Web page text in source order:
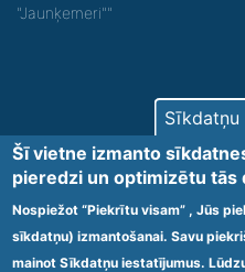
"Jaunķemeri""
Nodrošinām vides
funkcionāliem
Jaunķemeri”, Kolkas ielā
piekļūstamība personām ar
tādejādi nodrošinot
2009.gada 20.janvāra
Sīkdatņu
Šī vietne izmanto
pieredzi un optimizētu tās
Nospiežot “Piekrītu visam” , Jūs
sīkdatņu) izmantošanai. Savu
mainot Sīkdatņu iestatījumus.